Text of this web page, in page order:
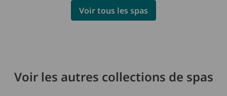
Voir tous les spas
Voir les autres collections de spas